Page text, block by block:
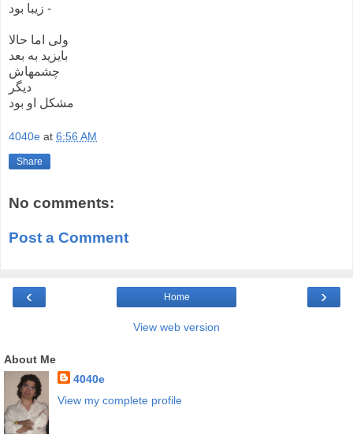
زیبا بود -
ولی اما حالا
بایزید به بعد
چشمهاش
دیگر
مشکل او بود
4040e at 6:56 AM
Share
No comments:
Post a Comment
‹ ›
Home
View web version
About Me
4040e
View my complete profile